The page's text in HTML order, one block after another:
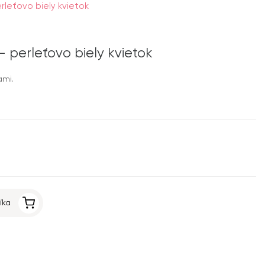
biely kvietok
perleťovo biely kvietok